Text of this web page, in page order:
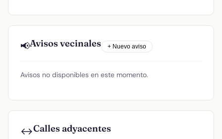
📢Avisos vecinales + Nuevo aviso
Avisos no disponibles en este momento.
↔️Calles adyacentes